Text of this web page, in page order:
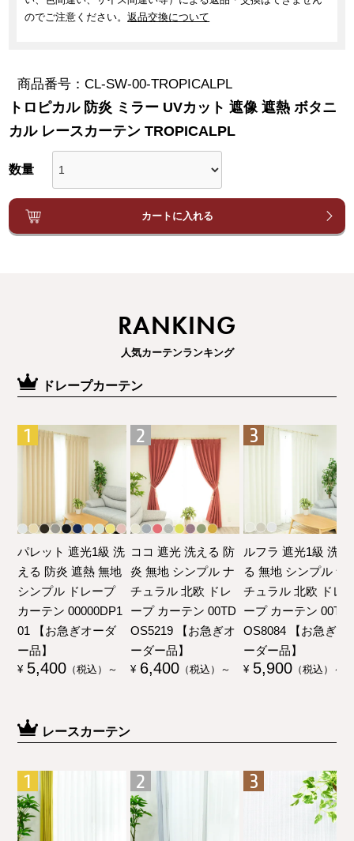
のでご注意ください。返品交換について
商品番号 CL-SW-00-TROPICALPL
トロピカル 防炎 ミラー UVカット 遮像 遮熱 ボタニ
カル レースカーテン TROPICALPL
カートに入れる
RANKING
人気カーテンランキング
ドレープカーテン
パレット 遮光1級 洗
える 防炎 遮熱 無地
シンプル ドレープ
カーテン 00000DP1
01 【お急ぎオーダ
ー品】
¥ 5,400 （税込）～
ココ 遮光 洗える 防
炎 無地 シンプル ナ
チュラル 北欧 ドレ
ープ カーテン 00TD
OS5219 【お急ぎオ
ーダー品】
¥ 6,400 （税込）～
ルフラ 遮光1級 洗え
る 無地 シンプル ナ
チュラル 北欧 ドレ
ープ カーテン 00TD
OS8084 【お急ぎオ
ーダー品】
¥ 5,900 （税込）～
レースカーテン